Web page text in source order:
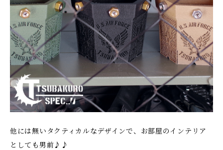
他には無いタクティカルなデザインで、お部屋のインテリア
としても男前♪♪